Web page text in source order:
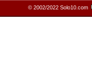
© 2002/2022 Solo10.com